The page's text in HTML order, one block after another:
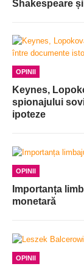
Shakespeare
OPINII
Keynes,
spionajului
ipoteze
OPINII
Importanța
monetară
OPINII